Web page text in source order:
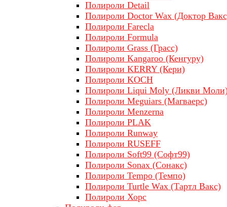
Полироли Detail
Полироли Doctor Wax (Доктор
Полироли Farecla
Полироли Formula
Полироли Grass (Грасс)
Полироли Kangaroo (Кенгуру)
Полироли KERRY (Кери)
Полироли KOCH
Полироли Liqui Moly (Ликви
Полироли Meguiars (Магваерс)
Полироли Menzerna
Полироли PLAK
Полироли Runway
Полироли RUSEFF
Полироли Soft99 (Софт99)
Полироли Sonax (Сонакс)
Полироли Tempo (Темпо)
Полироли Turtle Wax (Тартл Вакс)
Полироли Хорс